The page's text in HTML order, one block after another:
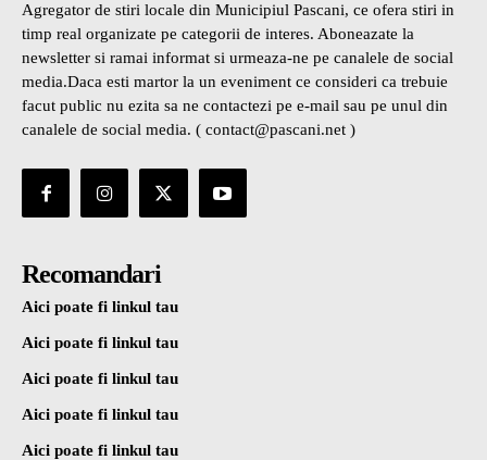
Agregator de stiri locale din Municipiul Pascani, ce ofera stiri in
timp real organizate pe categorii de interes. Aboneazate la
newsletter si ramai informat si urmeaza-ne pe canalele de social
media.Daca esti martor la un eveniment ce consideri ca trebuie
facut public nu ezita sa ne contactezi pe e-mail sau pe unul din
canalele de social media. ( contact@pascani.net )
Recomandari
Aici poate fi linkul tau
Aici poate fi linkul tau
Aici poate fi linkul tau
Aici poate fi linkul tau
Aici poate fi linkul tau